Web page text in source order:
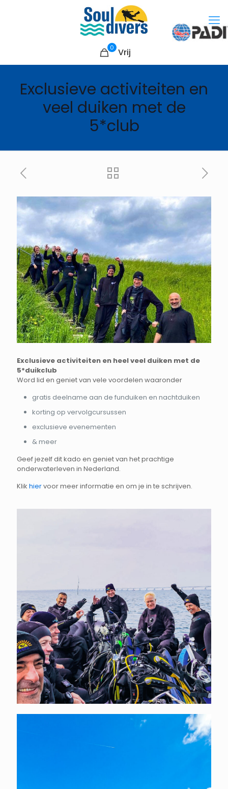
0 Vrij
Exclusieve activiteiten en
veel duiken met de
5*club
Exclusieve activiteiten en heel veel duiken met de
5*duikclub
Word lid en geniet van vele voordelen waaronder
gratis deelname aan de funduiken en nachtduiken
korting op vervolgcursussen
exclusieve evenementen
& meer
Geef jezelf dit kado en geniet van het prachtige
onderwaterleven in Nederland.
Klik hiervoor meer informatie en om je in te schrijven.